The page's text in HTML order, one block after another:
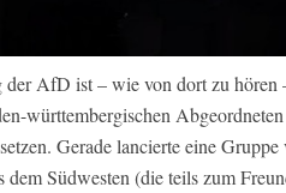
AfD ist – wie von dort zu hören
württembergischen
Gerade lancierte eine
Südwesten (die teils zum